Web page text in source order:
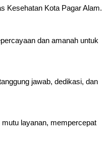
Kesehatan Kota Pagar Alam.
dan amanah untuk
jawab, dedikasi, dan
layanan, mempercepat